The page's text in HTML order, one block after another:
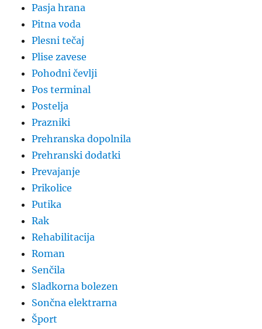
Pasja hrana
Pitna voda
Plesni tečaj
Plise zavese
Pohodni čevlji
Pos terminal
Postelja
Prazniki
Prehranska dopolnila
Prehranski dodatki
Prevajanje
Prikolice
Putika
Rak
Rehabilitacija
Roman
Senčila
Sladkorna bolezen
Sončna elektrarna
Šport